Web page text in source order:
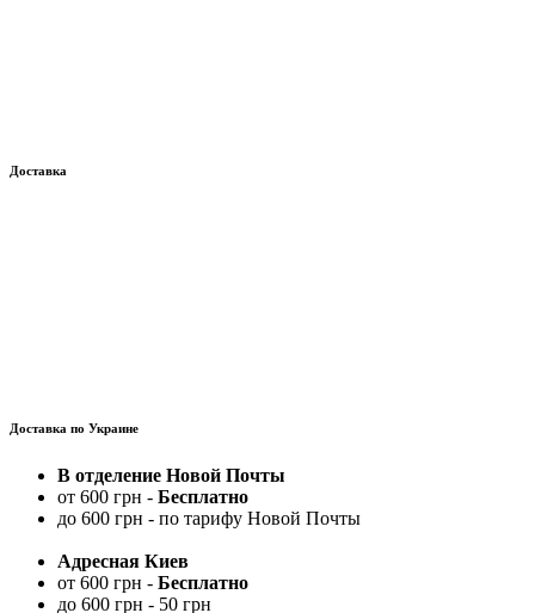
Доставка
Доставка по Украине
В отделение Новой Почты
от 600 грн - Бесплатно
до 600 грн - по тарифу Новой Почты
Адресная Киев
от 600 грн - Бесплатно
до 600 грн - 50 грн